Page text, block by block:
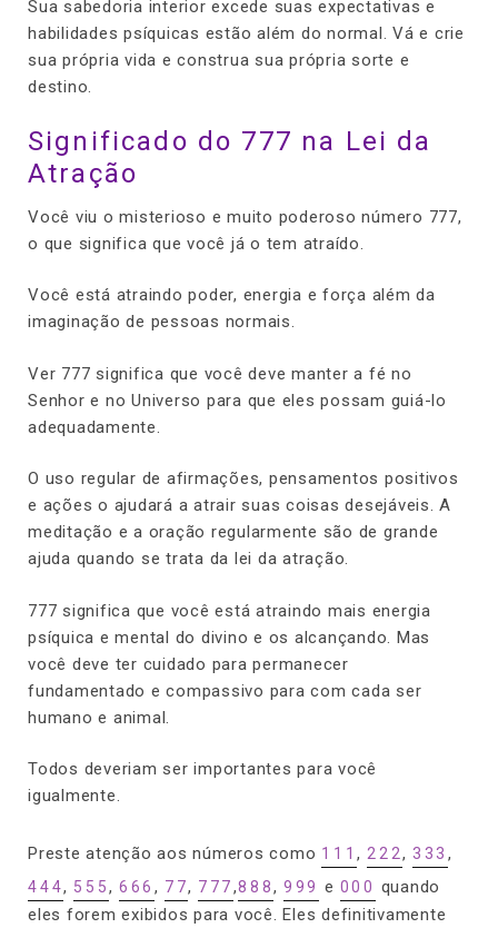
Sua sabedoria interior excede suas expectativas e
habilidades psíquicas estão além do normal. Vá e crie
sua própria vida e construa sua própria sorte e
destino.
Significado do 777 na Lei da
Atração
Você viu o misterioso e muito poderoso número 777,
o que significa que você já o tem atraído.
Você está atraindo poder, energia e força além da
imaginação de pessoas normais.
Ver 777 significa que você deve manter a fé no
Senhor e no Universo para que eles possam guiá-lo
adequadamente.
O uso regular de afirmações, pensamentos positivos
e ações o ajudará a atrair suas coisas desejáveis. A
meditação e a oração regularmente são de grande
ajuda quando se trata da lei da atração.
777 significa que você está atraindo mais energia
psíquica e mental do divino e os alcançando. Mas
você deve ter cuidado para permanecer
fundamentado e compassivo para com cada ser
humano e animal.
Todos deveriam ser importantes para você
igualmente.
Preste atenção aos números como 111, 222, 333,
444, 555, 666, 77, 777,888, 999 e 000 quando
eles forem exibidos para você. Eles definitivamente